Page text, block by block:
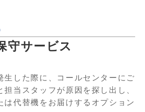
守サービス
生した際に、コールセンターにご
当スタッフが原因を探し出し、
は代替機をお届けするオプション